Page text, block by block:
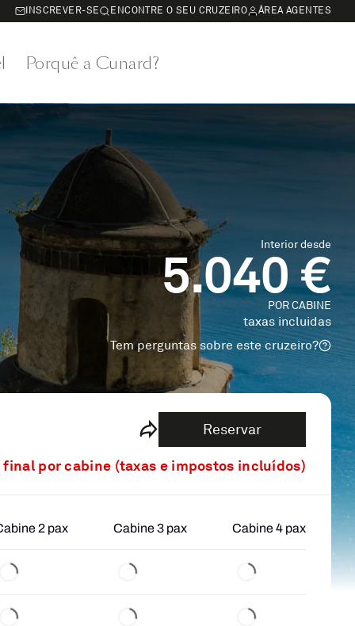
INSCREVER-SE ENCONTRE O SEU CRUZEIRO ÁREA AGENTES
Porquê a Cunard?
Interior desde
5.040 €
POR CABINE
taxas incluidas
Tem perguntas sobre este cruzeiro?
Reservar
final por cabine (taxas e impostos incluídos)
2 pax Cabine 3 pax Cabine 4 pax